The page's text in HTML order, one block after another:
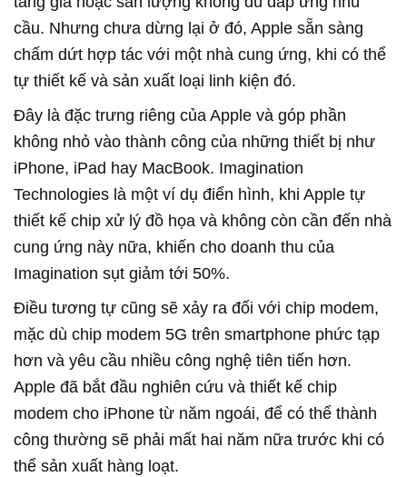
cầu. Nhưng chưa dừng lại ở đó, Apple sẵn sàng
chấm dứt hợp tác với một nhà cung ứng, khi có thể
tự thiết kế và sản xuất loại linh kiện đó.
Đây là đặc trưng riêng của Apple và góp phần
không nhỏ vào thành công của những thiết bị như
iPhone, iPad hay MacBook. Imagination
Technologies là một ví dụ điển hình, khi Apple tự
thiết kế chip xử lý đồ họa và không còn cần đến nhà
cung ứng này nữa, khiến cho doanh thu của
Imagination sụt giảm tới 50%.
Điều tương tự cũng sẽ xảy ra đối với chip modem,
mặc dù chip modem 5G trên smartphone phức tạp
hơn và yêu cầu nhiều công nghệ tiên tiến hơn.
Apple đã bắt đầu nghiên cứu và thiết kế chip
modem cho iPhone từ năm ngoái, để có thể thành
công thường sẽ phải mất hai năm nữa trước khi có
thể sản xuất hàng loạt.